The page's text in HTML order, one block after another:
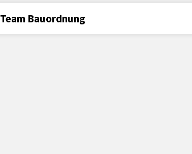
Team Bauordnung